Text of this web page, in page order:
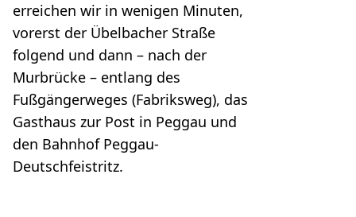
erreichen wir in wenigen Minuten,
vorerst der Übelbacher Straße
folgend und dann – nach der
Murbrücke – entlang des
Fußgängerweges (Fabriksweg), das
Gasthaus zur Post in Peggau und
den Bahnhof Peggau-
Deutschfeistritz.